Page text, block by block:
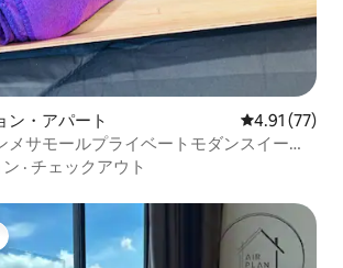
ン・アパート レビュー77
4.91 (77)
メサモールプライベートモダンスイー
· チェックアウト